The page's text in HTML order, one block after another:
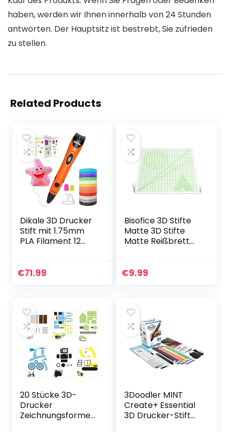
haben, werden wir Ihnen innerhalb von 24 Stunden
antworten. Der Hauptsitz ist bestrebt, Sie zufrieden
zu stellen.
Related Products
Dikale 3D Drucker
Stift mit 1.75mm
PLA Filament 12
Set für Doodling,
€71.99
Bisofice 3D Stifte
Matte 3D Stifte
Matte Reißbrett
Vorlage Kunst
€9.99
20 Stücke 3D-
Drucker
Zeichnungsformen
3Doodler MINT
Create+ Essential
3D Drucker-Stift